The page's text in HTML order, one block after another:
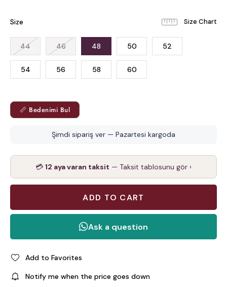
Size
44 46 48 50 52
54 56 58 60
📏 Bedenimi Bul
Şimdi sipariş ver — Pazartesi kargoda
💳 12 aya varan taksit — Taksit tablosunu gör ›
Add to Favorites
Notify me when the price goes down